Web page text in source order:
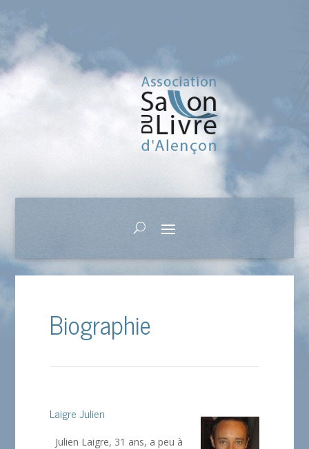
Biographie
Laigre Julien
Julien Laigre, 31 ans, a peu à